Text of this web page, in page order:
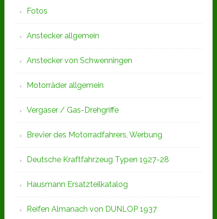
Fotos
Anstecker allgemein
Anstecker von Schwenningen
Motorräder allgemein
Vergaser / Gas-Drehgriffe
Brevier des Motorradfahrers, Werbung
Deutsche Kraftfahrzeug Typen 1927-28
Hausmann Ersatzteilkatalog
Reifen Almanach von DUNLOP 1937